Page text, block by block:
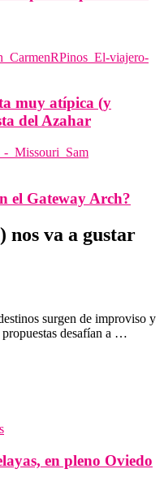
muy atípica (y
del Azahar
el Gateway Arch?
nos va a gustar
surgen de improviso y
desafían a …
en pleno Oviedo